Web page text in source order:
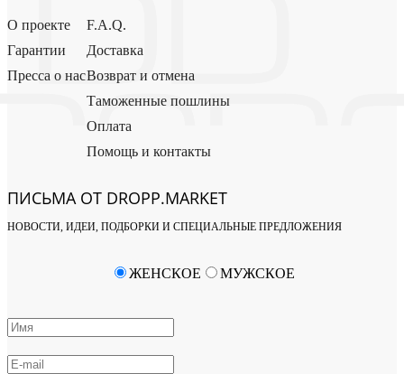
О проекте
Гарантии
Пресса о нас
F.A.Q.
Доставка
Возврат и отмена
Таможенные пошлины
Оплата
Помощь и контакты
ПИСЬМА ОТ DROPP.MARKET
НОВОСТИ, ИДЕИ, ПОДБОРКИ И СПЕЦИАЛЬНЫЕ ПРЕДЛОЖЕНИЯ
ЖЕНСКОЕ МУЖСКОЕ